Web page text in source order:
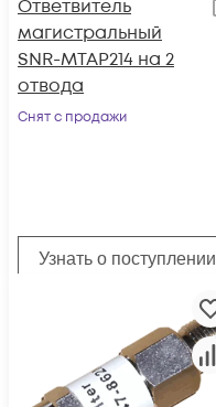
Ответвитель
магистральный
SNR-MTAP214 на 2
отвода
Снят с продажи
Узнать о поступлении